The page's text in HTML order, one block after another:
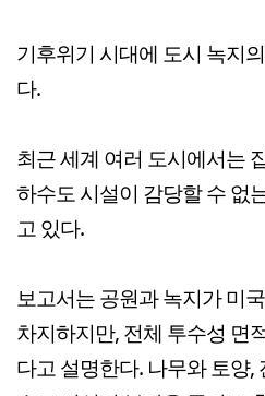
기후위기 시대에 도시 녹지
다.
최근 세계 여러 도시에서는
하수도 시설이 감당할 수 없
고 있다.
보고서는 공원과 녹지가 미
차지하지만, 전체 투수성 면
다고 설명한다. 나무와 토양